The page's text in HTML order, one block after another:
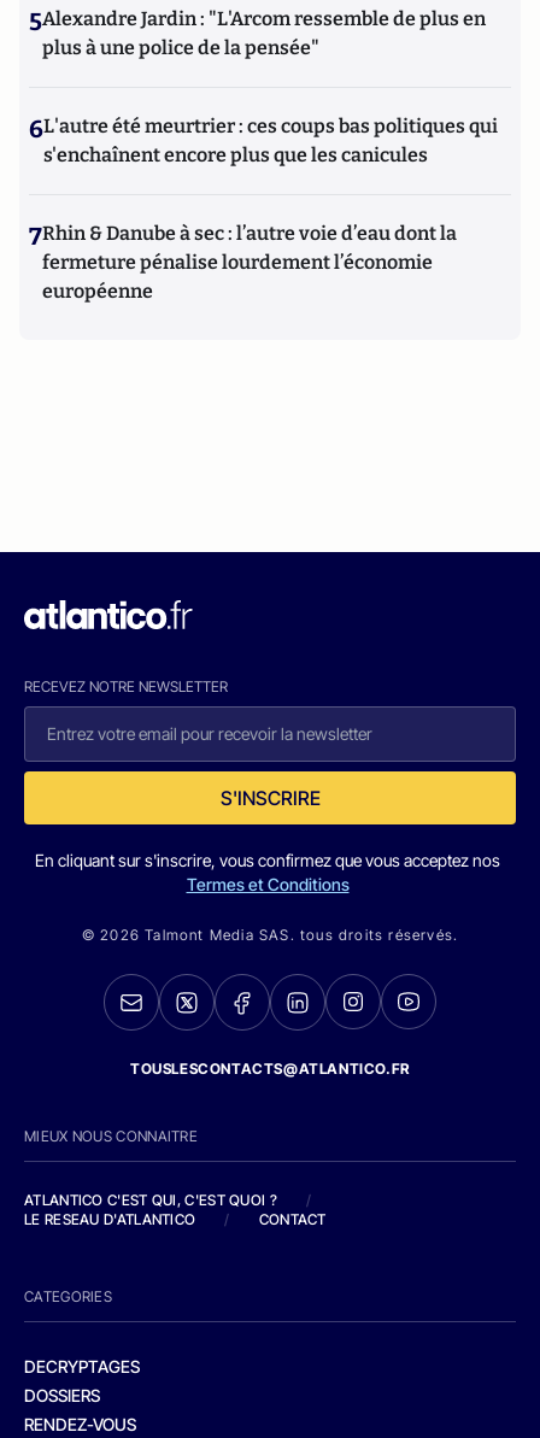
5Alexandre Jardin : "L'Arcom ressemble de plus en
plus à une police de la pensée"
6L'autre été meurtrier : ces coups bas politiques qui
s'enchaînent encore plus que les canicules
7Rhin & Danube à sec : l’autre voie d’eau dont la
fermeture pénalise lourdement l’économie
européenne
RECEVEZ NOTRE NEWSLETTER
S'INSCRIRE
En cliquant sur s'inscrire, vous confirmez que vous acceptez nos
Termes et Conditions
© 2026 Talmont Media SAS. tous droits réservés.
TOUSLESCONTACTS@ATLANTICO.FR
MIEUX NOUS CONNAITRE
ATLANTICO C'EST QUI, C'EST QUOI ?
/
LE RESEAU D'ATLANTICO
/ CONTACT
CATEGORIES
DECRYPTAGES
DOSSIERS
RENDEZ-VOUS